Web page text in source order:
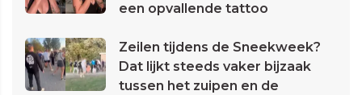
een opvallende tattoo
Zeilen tijdens de Sneekweek?
Dat lijkt steeds vaker bijzaak
tussen het zuipen en de